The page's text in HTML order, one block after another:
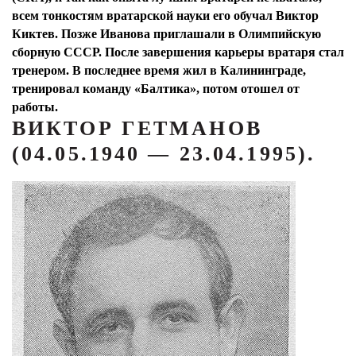
всем тонкостям вратарской науки его обучал Виктор
Киктев. Позже Иванова приглашали в Олимпийскую
сборную СССР. После завершения карьеры вратаря стал
тренером. В последнее время жил в Калининграде,
тренировал команду «Балтика», потом отошел от
работы.
ВИКТОР ГЕТМАНОВ
(04.05.1940 — 23.04.1995).